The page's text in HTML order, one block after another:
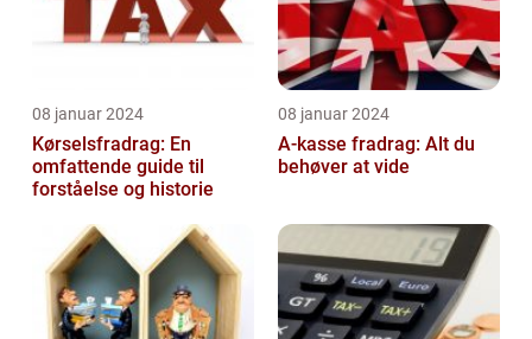
08 januar 2024
Kørselsfradrag: En
omfattende guide til
forståelse og historie
08 januar 2024
A-kasse fradrag: Alt du
behøver at vide